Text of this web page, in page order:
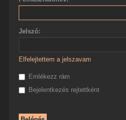
Jelszó:
Elfelejtettem a jelszavam
Emlékezz rám
Bejelentkezés rejtettként